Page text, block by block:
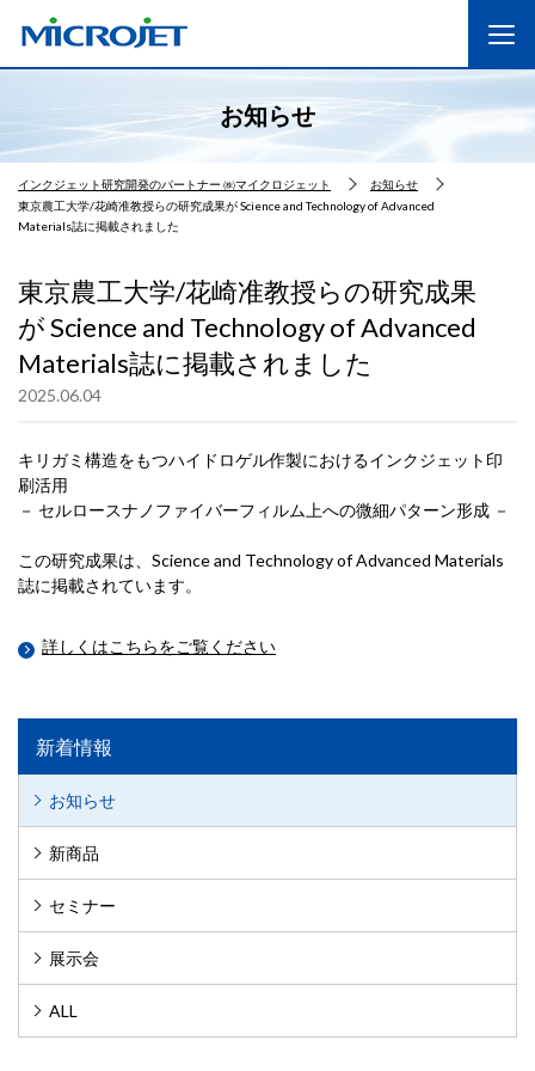
お知らせ
インクジェット研究開発のパートナー ㈱マイクロジェット
お知らせ
東京農工大学/花崎准教授らの研究成果が Science and Technology of Advanced
Materials誌に掲載されました
東京農工大学/花崎准教授らの研究成果
が Science and Technology of Advanced
Materials誌に掲載されました
2025.06.04
キリガミ構造をもつハイドロゲル作製におけるインクジェット印
刷活用
－ セルロースナノファイバーフィルム上への微細パターン形成 －
この研究成果は、Science and Technology of Advanced Materials
誌に掲載されています。
詳しくはこちらをご覧ください
新着情報
お知らせ
新商品
セミナー
展示会
ALL